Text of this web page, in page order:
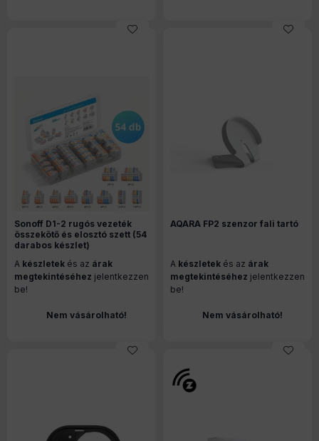
Sonoff D1-2 rugós vezeték
összekötő és elosztó szett (54
darabos készlet)
A készletek és az árak
megtekintéséhez jelentkezzen
be!
Nem vásárolható!
AQARA FP2 szenzor fali tartó
A készletek és az árak
megtekintéséhez jelentkezzen
be!
Nem vásárolható!